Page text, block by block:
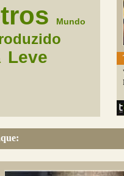
Mundo
Leve